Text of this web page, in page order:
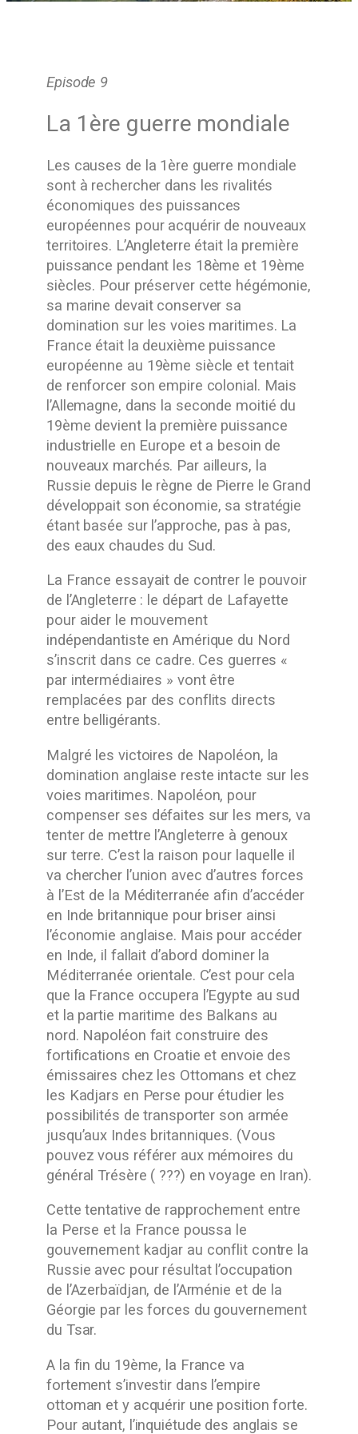
Episode 9
La 1ère guerre mondiale
Les causes de la 1ère guerre mondiale
sont à rechercher dans les rivalités
économiques des puissances
européennes pour acquérir de nouveaux
territoires. L’Angleterre était la première
puissance pendant les 18ème et 19ème
siècles. Pour préserver cette hégémonie,
sa marine devait conserver sa
domination sur les voies maritimes. La
France était la deuxième puissance
européenne au 19ème siècle et tentait
de renforcer son empire colonial. Mais
l’Allemagne, dans la seconde moitié du
19ème devient la première puissance
industrielle en Europe et a besoin de
nouveaux marchés. Par ailleurs, la
Russie depuis le règne de Pierre le Grand
développait son économie, sa stratégie
étant basée sur l’approche, pas à pas,
des eaux chaudes du Sud.
La France essayait de contrer le pouvoir
de l’Angleterre : le départ de Lafayette
pour aider le mouvement
indépendantiste en Amérique du Nord
s’inscrit dans ce cadre. Ces guerres «
par intermédiaires » vont être
remplacées par des conflits directs
entre belligérants.
Malgré les victoires de Napoléon, la
domination anglaise reste intacte sur les
voies maritimes. Napoléon, pour
compenser ses défaites sur les mers, va
tenter de mettre l’Angleterre à genoux
sur terre. C’est la raison pour laquelle il
va chercher l’union avec d’autres forces
à l’Est de la Méditerranée afin d’accéder
en Inde britannique pour briser ainsi
l’économie anglaise. Mais pour accéder
en Inde, il fallait d’abord dominer la
Méditerranée orientale. C’est pour cela
que la France occupera l’Egypte au sud
et la partie maritime des Balkans au
nord. Napoléon fait construire des
fortifications en Croatie et envoie des
émissaires chez les Ottomans et chez
les Kadjars en Perse pour étudier les
possibilités de transporter son armée
jusqu’aux Indes britanniques. (Vous
pouvez vous référer aux mémoires du
général Trésère ( ???) en voyage en Iran).
Cette tentative de rapprochement entre
la Perse et la France poussa le
gouvernement kadjar au conflit contre la
Russie avec pour résultat l’occupation
de l’Azerbaïdjan, de l’Arménie et de la
Géorgie par les forces du gouvernement
du Tsar.
A la fin du 19ème, la France va
fortement s’investir dans l’empire
ottoman et y acquérir une position forte.
Pour autant, l’inquiétude des anglais se